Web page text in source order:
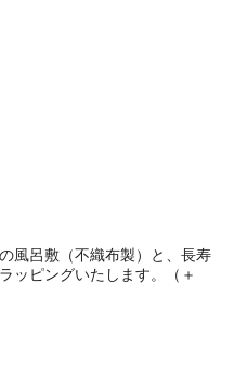
風呂敷（不織布製）と、長寿
ッピングいたします。（＋